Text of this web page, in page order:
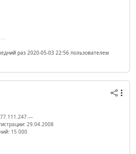
раз 2020-05-03 22:56 пользователем
29.04.2008
15 000